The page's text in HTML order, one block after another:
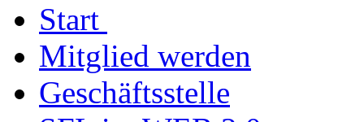
Start
Mitglied werden
Geschäftsstelle